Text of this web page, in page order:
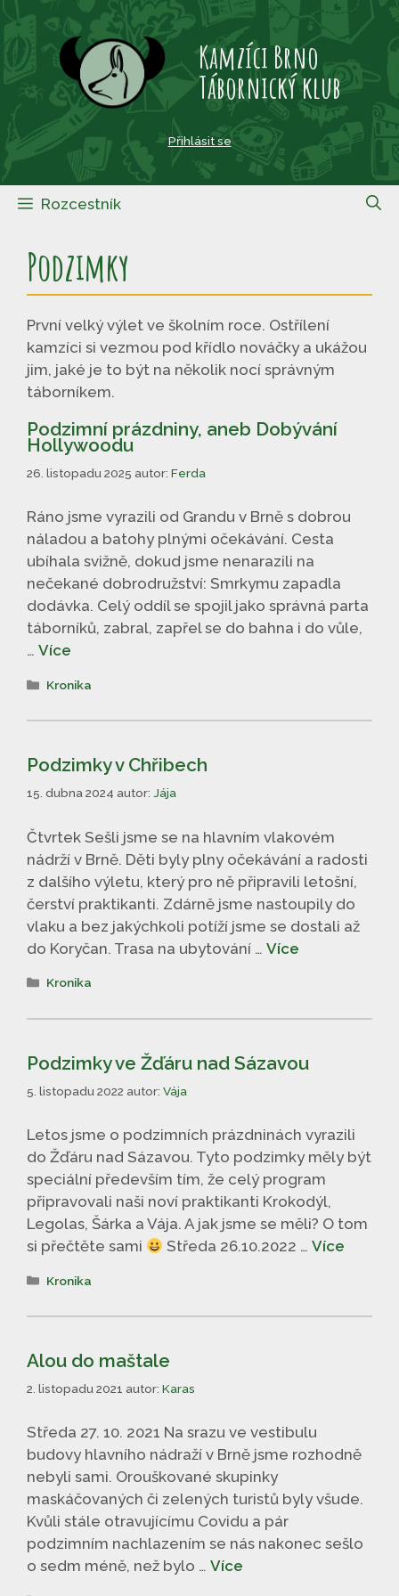
Přeskočit
obsah
Kamzíci Brno
Tábornický klub
Přihlásit se
Rozcestník
Podzimky
První velký výlet ve školním roce. Ostřílení
kamzíci si vezmou pod křídlo nováčky a ukážou
jim, jaké je to být na několik nocí správným
táborníkem.
Podzimní prázdniny, aneb Dobývání
Hollywoodu
26. listopadu 2025 autor: Ferda
Ráno jsme vyrazili od Grandu v Brně s dobrou
náladou a batohy plnými očekávání. Cesta
ubíhala svižně, dokud jsme nenarazili na
nečekané dobrodružství: Smrkymu zapadla
dodávka. Celý oddíl se spojil jako správná parta
táborníků, zabral, zapřel se do bahna i do vůle,
… Více
Rubriky
Kronika
Podzimky v Chřibech
15. dubna 2024 autor: Jája
Čtvrtek Sešli jsme se na hlavním vlakovém
nádrží v Brně. Děti byly plny očekávání a radosti
z dalšího výletu, který pro ně připravili letošní,
čerství praktikanti. Zdárně jsme nastoupily do
vlaku a bez jakýchkoli potíží jsme se dostali až
do Koryčan. Trasa na ubytování … Více
Rubriky
Kronika
Podzimky ve Žďáru nad Sázavou
5. listopadu 2022 autor: Vája
Letos jsme o podzimních prázdninách vyrazili
do Žďáru nad Sázavou. Tyto podzimky měly být
speciální především tím, že celý program
připravovali naši noví praktikanti Krokodýl,
Legolas, Šárka a Vája. A jak jsme se měli? O tom
si přečtěte sami
Středa 26.10.2022 …Více
Rubriky
Kronika
Alou do maštale
2. listopadu 2021 autor: Karas
Středa 27. 10. 2021 Na srazu ve vestibulu
budovy hlavního nádraží v Brně jsme rozhodně
nebyli sami. Orouškované skupinky
maskáčovaných či zelených turistů byly všude.
Kvůli stále otravujícímu Covidu a pár
podzimním nachlazením se nás nakonec sešlo
o sedm méně, než bylo … Více